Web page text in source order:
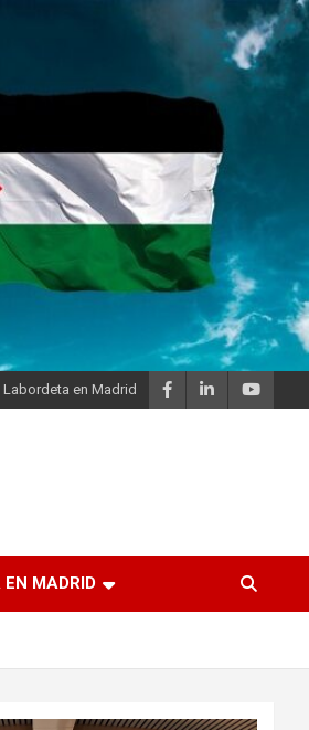
Labordeta en Madrid
MADRID